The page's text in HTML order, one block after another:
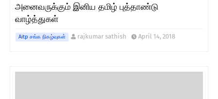
அனைவருக்கும் இனிய தமிழ் புத்தாண்டு
வாழ்த்துகள்
Aitp சங்க நிகழ்வுகள் rajkumar sathish April 14, 2018